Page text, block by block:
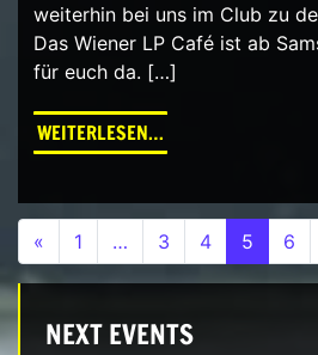
weiterhin bei uns im Club zu
Das Wiener LP Café ist ab
für euch da. […]
WEITERLESEN…FROM WIENER LP
Beitrags-
« 1 … 3 4 5 6
NEXT EVENTS